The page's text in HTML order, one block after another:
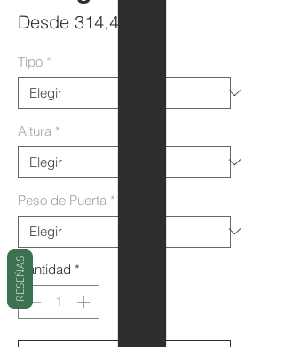
Desde 314,47€
Tipo *
Altura *
Peso de Puerta *
Cantidad *
RESEÑAS